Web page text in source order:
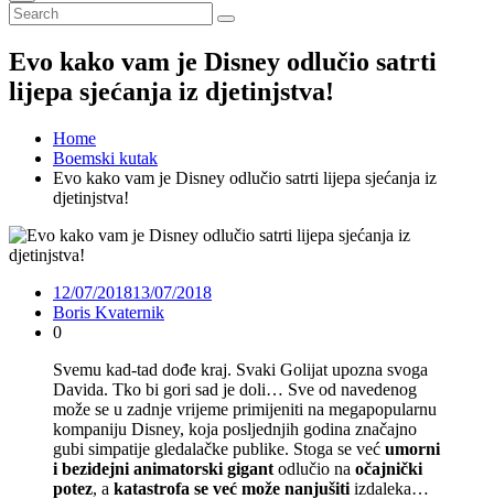
Evo kako vam je Disney odlučio satrti
lijepa sjećanja iz djetinjstva!
Home
Boemski kutak
Evo kako vam je Disney odlučio satrti lijepa sjećanja iz
djetinjstva!
12/07/201813/07/2018
Boris Kvaternik
0
Svemu kad-tad dođe kraj. Svaki Golijat upozna svoga
Davida. Tko bi gori sad je doli… Sve od navedenog
može se u zadnje vrijeme primijeniti na megapopularnu
kompaniju Disney, koja posljednjih godina značajno
gubi simpatije gledalačke publike. Stoga se već umorni
i bezidejni animatorski gigant odlučio na očajnički
potez, a katastrofa se već može nanjušiti izdaleka…